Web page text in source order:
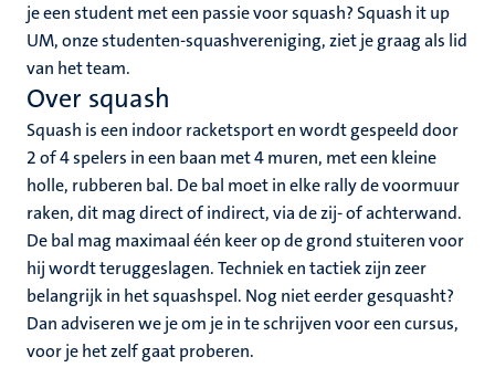
je een student met een passie voor squash? Squash it up
UM, onze studenten-squashvereniging, ziet je graag als lid
van het team.
Over squash
Squash is een indoor racketsport en wordt gespeeld door
2 of 4 spelers in een baan met 4 muren, met een kleine
holle, rubberen bal. De bal moet in elke rally de voormuur
raken, dit mag direct of indirect, via de zij- of achterwand.
De bal mag maximaal één keer op de grond stuiteren voor
hij wordt teruggeslagen. Techniek en tactiek zijn zeer
belangrijk in het squashspel. Nog niet eerder gesquasht?
Dan adviseren we je om je in te schrijven voor een cursus,
voor je het zelf gaat proberen.